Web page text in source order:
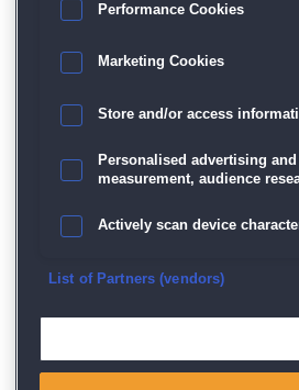
Performance Cookies
Marketing Cookies
Store and/or access
Personalised advertising
measurement, audience
Actively scan device
Ensure security, prevent
List of Partners (vendors)